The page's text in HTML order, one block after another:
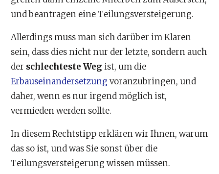
und beantragen eine Teilungsversteigerung.
Allerdings muss man sich darüber im Klaren
sein, dass dies nicht nur der letzte, sondern auch
der schlechteste Weg ist, um die
Erbauseinandersetzung voranzubringen, und
daher, wenn es nur irgend möglich ist,
vermieden werden sollte.
In diesem Rechtstipp erklären wir Ihnen, warum
das so ist, und was Sie sonst über die
Teilungsversteigerung wissen müssen.